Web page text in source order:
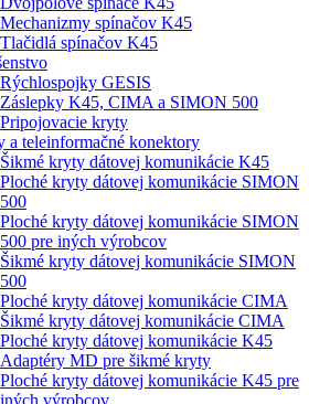
Mechanizmy spínačov K45
Tlačidlá spínačov K45
Rýchlospojky GESIS
Záslepky K45, CIMA a SIMON 500
Pripojovacie kryty
a teleinformačné konektory
Šikmé kryty dátovej komunikácie K45
Ploché kryty dátovej komunikácie SIMON
500
Ploché kryty dátovej komunikácie SIMON
500 pre iných výrobcov
Šikmé kryty dátovej komunikácie SIMON
500
Ploché kryty dátovej komunikácie CIMA
Šikmé kryty dátovej komunikácie CIMA
Ploché kryty dátovej komunikácie K45
Adaptéry MD pre šikmé kryty
Ploché kryty dátovej komunikácie K45 pre
iných výrobcov